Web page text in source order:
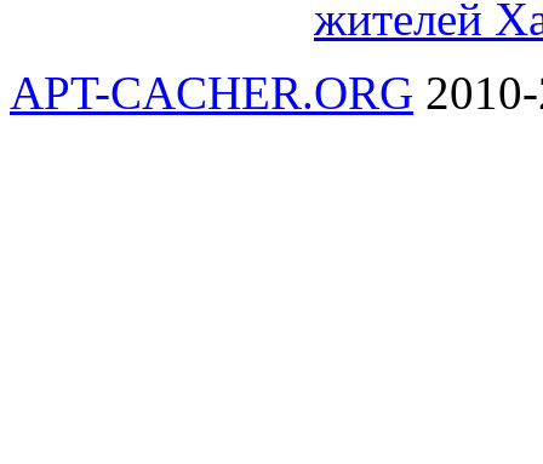
жителей
APT-CACHER.ORG